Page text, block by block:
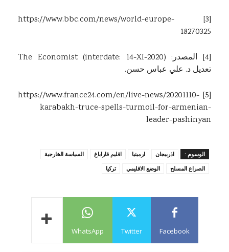
[3]
https://www.bbc.com/news/world-europe-
18270325
[4]
المصدر: The Economist (interdate: 14-XI-2020)
تعديل د. علي عباس حسن.
[5]
https://www.france24.com/en/live-news/20201110-
karabakh-truce-spells-turmoil-for-armenian-
leader-pashinyan
الوسوم : اذربيجان ارمينيا اقليم قاراباغ
السياسة الخارجية
الصراع المسلح
الوضع الاقليمي تركيا
Facebook
Twitter
WhatsApp